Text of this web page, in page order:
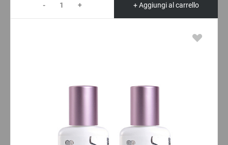
- + + Aggiungi al carrello